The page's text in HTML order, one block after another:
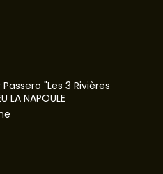
"Les 3 Rivières
LA NAPOULE